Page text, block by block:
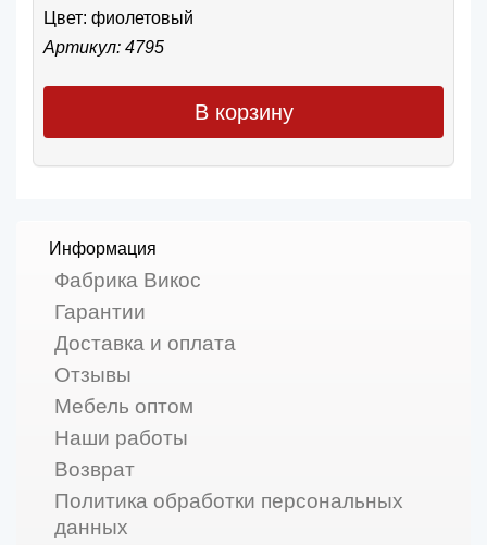
Цвет: фиолетовый
Артикул: 4795
В корзину
Информация
Фабрика Викос
Гарантии
Доставка и оплата
Отзывы
Мебель оптом
Наши работы
Возврат
Политика обработки персональных
данных